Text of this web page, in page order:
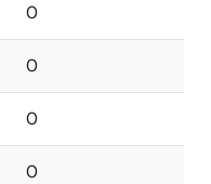
0
0
0
0